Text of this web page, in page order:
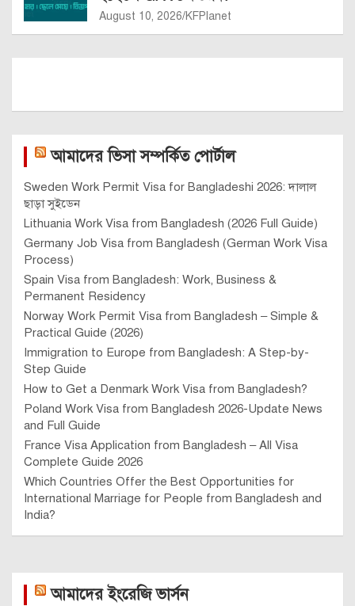
August 10, 2026 KFPlanet
আমাদের ভিসা সম্পর্কিত পোর্টাল
Sweden Work Permit Visa for Bangladeshi 2026: দালাল
ছাড়া সুইডেন
Lithuania Work Visa from Bangladesh (2026 Full Guide)
Germany Job Visa from Bangladesh (German Work Visa
Process)
Spain Visa from Bangladesh: Work, Business &
Permanent Residency
Norway Work Permit Visa from Bangladesh – Simple &
Practical Guide (2026)
Immigration to Europe from Bangladesh: A Step-by-
Step Guide
How to Get a Denmark Work Visa from Bangladesh?
Poland Work Visa from Bangladesh 2026-Update News
and Full Guide
France Visa Application from Bangladesh – All Visa
Complete Guide 2026
Which Countries Offer the Best Opportunities for
International Marriage for People from Bangladesh and
India?
আমাদের ইংরেজি ভার্সন